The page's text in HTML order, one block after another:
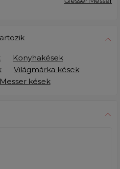
Konyhakések
Világmárka kések
kések